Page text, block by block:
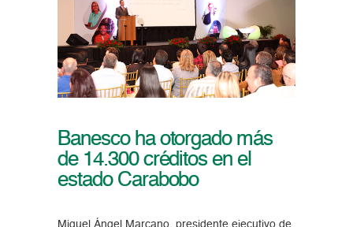
Banesco ha otorgado más
de 14.300 créditos en el
estado Carabobo
Miguel Ángel Marcano, presidente ejecutivo de